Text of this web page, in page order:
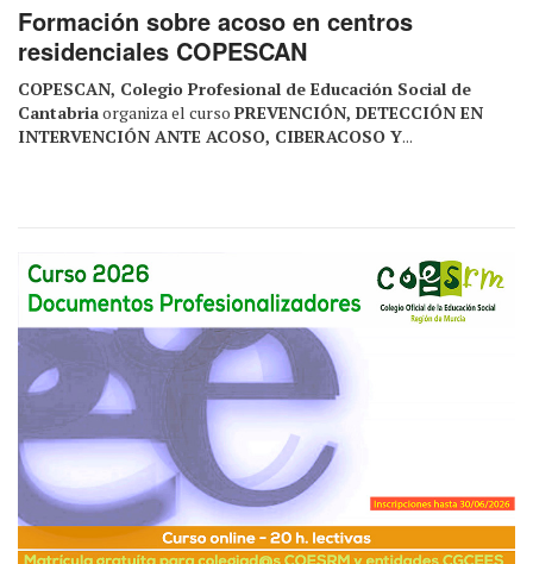
Formación sobre acoso en centros
residenciales COPESCAN
COPESCAN, Colegio Profesional de Educación Social de
Cantabriaorganiza el curso PREVENCIÓN, DETECCIÓN EN
INTERVENCIÓN ANTE ACOSO, CIBERACOSO Y...